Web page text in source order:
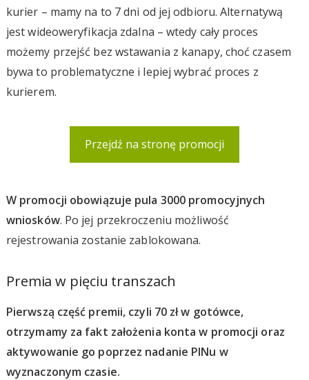
kurier – mamy na to 7 dni od jej odbioru. Alternatywą
jest wideoweryfikacja zdalna – wtedy cały proces
możemy przejść bez wstawania z kanapy, choć czasem
bywa to problematyczne i lepiej wybrać proces z
kurierem.
Przejdź na stronę promocji
W promocji obowiązuje pula 3000 promocyjnych
wniosków. Po jej przekroczeniu możliwość
rejestrowania zostanie zablokowana.
Premia w pięciu transzach
Pierwszą część premii, czyli 70 zł w gotówce,
otrzymamy za fakt założenia konta w promocji oraz
aktywowanie go poprzez nadanie PINu w
wyznaczonym czasie.